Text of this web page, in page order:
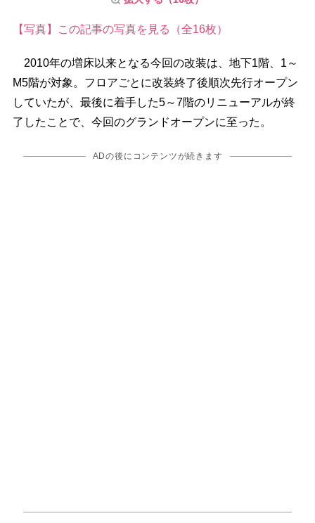
【写真】この記事の写真を見る（全16枚）
2010年の増床以来となる今回の改装は、地下1階、1～
M5階が対象。フロアごとに改装終了後順次先行オープン
していたが、最後に着手した5～7階のリニューアルが終
了したことで、今回のグランドオープンに至った。
ADの後にコンテンツが続きます